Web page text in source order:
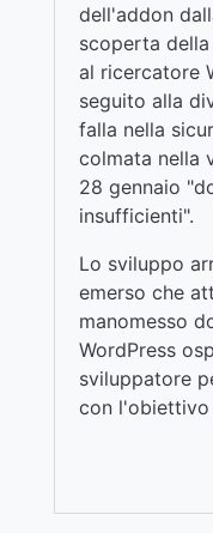
dell'addon
scoperta
al ricercatore
seguito alla
falla nella
colmata nella
28 gennaio
insufficienti".
Lo sviluppo
emerso che
manomesso
WordPress
sviluppatore
con